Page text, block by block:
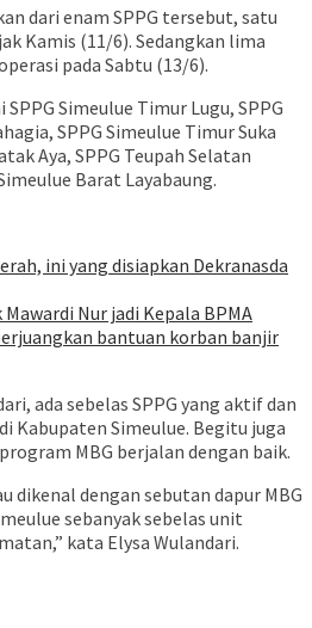
dari enam SPPG tersebut, satu
Kamis (11/6). Sedangkan lima
pada Sabtu (13/6).
Simeulue Timur Lugu, SPPG
SPPG Simeulue Timur Suka
Aya, SPPG Teupah Selatan
Barat Layabaung.
ini yang disiapkan Dekranasda
Nur jadi Kepala BPMA
bantuan korban banjir
ada sebelas SPPG yang aktif dan
Kabupaten Simeulue. Begitu juga
MBG berjalan dengan baik.
dikenal dengan sebutan dapur MBG
sebanyak sebelas unit
kata Elysa Wulandari.